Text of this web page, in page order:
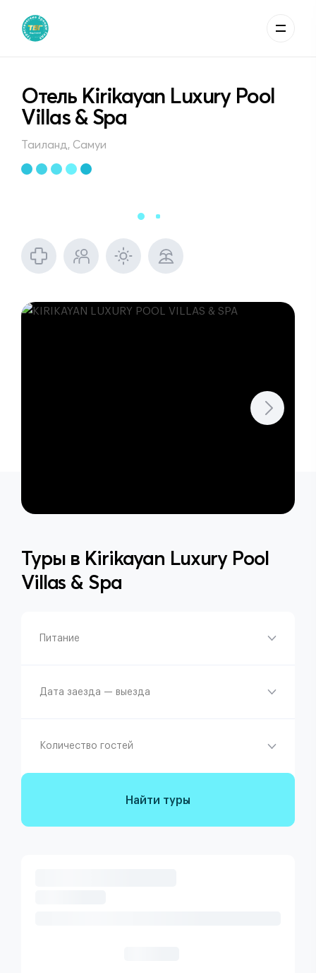
Отель Kirikayan Luxury Pool
Villas & Spa
Таиланд, Самуи
Туры в Kirikayan Luxury Pool
Villas & Spa
Питание
Дата заезда — выезда
Количество гостей
Найти туры